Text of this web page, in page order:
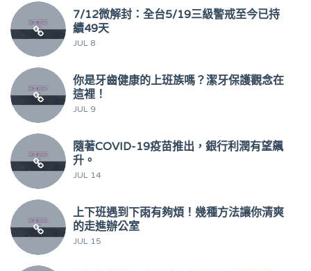
7/12微解封：全台5/19三級警戒至今已持
續49天
JUL 8
你是牙齒健康的上班族嗎？潔牙保護觀念在
這裡！
JUL 9
隨著COVID-19疫苗推出，銀行利潤有望飆
升。
JUL 14
上下班遇到下雨有夠煩！幾種方法讓你清爽
的走進辦公室
JUL 15